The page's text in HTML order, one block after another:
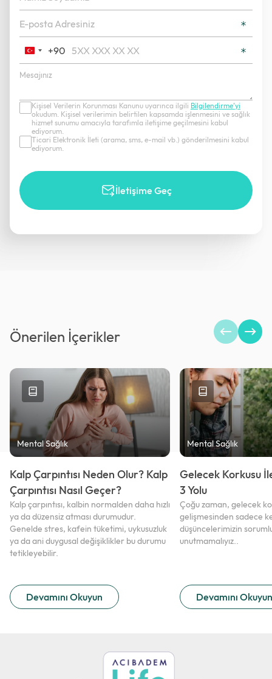
Turkey
+90
+90
Kişisel Verilerin Korunması Kanunu uyarınca ilgili Bilgilendirme’yi
okudum. Kişisel verilerimin belirtilen kapsamda işlenmesini ve sağlık
hizmet sunumu amacıyla tarafımla iletişime geçilmesini kabul
ediyorum.
Ticari Elektronik İleti (arama, sms, e-mail vb.) gönderilmesini kabul
ediyorum.
İletişime Geç
Önerilen İçerikler
Mental Sağlık
Kalp Çarpıntısı Neden Olur? Kalp
Çarpıntısı Nasıl Geçer?
Devamını Okuyun
Kalp çarpıntısı, kalbin normalden daha hızlı
ya da düzensiz atması durumudur.
Genelde stres, kafein tüketimi, uykusuzluk
ya da ani duygusal değişiklikler bu durumu
tetikleyebilir.
Mental Sağlık
Gelecek Korkusu
3 Yolu
Devamını Okuyun
Çoğu zaman, gelecek
gelişmesinden sadece
düşüncelerimizin
unutmamalıyız..